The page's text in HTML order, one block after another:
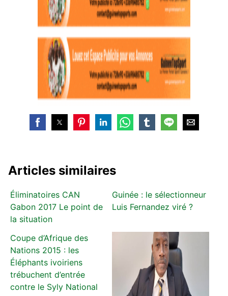
Articles similaires
Éliminatoires CAN
Gabon 2017 Le point de
la situation
Guinée : le sélectionneur
Luis Fernandez viré ?
Coupe d’Afrique des
Nations 2015 : les
Éléphants ivoiriens
trébuchent d’entrée
contre le Syly National